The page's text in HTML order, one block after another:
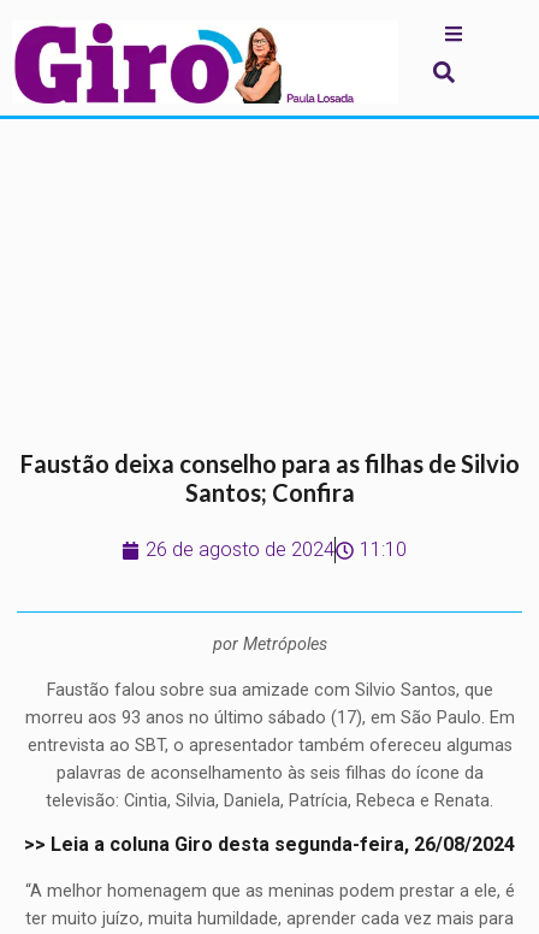
Faustão deixa conselho para as filhas de Silvio
Santos; Confira
26 de agosto de 2024 11:10
por Metrópoles
Faustão falou sobre sua amizade com Silvio Santos, que
morreu aos 93 anos no último sábado (17), em São Paulo. Em
entrevista ao SBT, o apresentador também ofereceu algumas
palavras de aconselhamento às seis filhas do ícone da
televisão: Cintia, Silvia, Daniela, Patrícia, Rebeca e Renata.
>> Leia a coluna Giro desta segunda-feira, 26/08/2024
“A melhor homenagem que as meninas podem prestar a ele, é
ter muito juízo, muita humildade, aprender cada vez mais para